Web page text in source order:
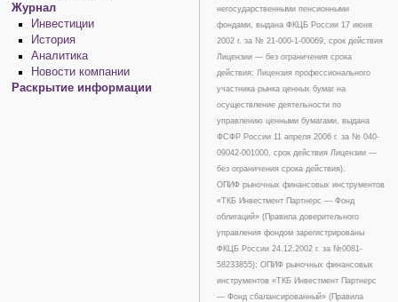
Журнал
Инвестиции
История
Аналитика
Новости компании
Раскрытие информации
негосударственными пенсионными
фондами, выдана ФКЦБ России 17 июня
2002 г. за № 21-000-1-00069, срок действия
Лицензии — без ограничения срока
действия; Лицензия профессионального
участника рынка ценных бумаг на
осуществление деятельности по
управлению ценными бумагами, выдана
ФСФР России 11 апреля 2006 г. за № 040-
09042-001000, срок действия Лицензии —
без ограничения срока действия).
ОПИФ рыночных финансовых инструментов
«ТКБ Инвестмент Партнерс — Фонд
облигаций» (Правила доверительного
управления фондом зарегистрированы
ФКЦБ России 24.12.2002 г. за №0081-
58233855); ОПИФ рыночных финансовых
инструментов «ТКБ Инвестмент Партнерс
— Фонд сбалансированный» (Правила